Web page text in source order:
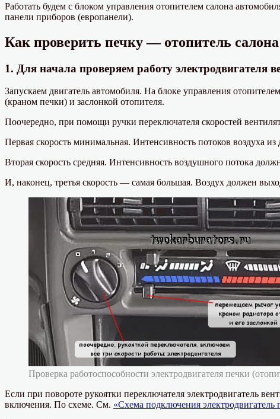
Работать будем с блоком управления отопителем салона
панели приборов (европанели).
Как проверить печку — отопитель
1. Для начала проверяем работу электродвигателя
Запускаем двигатель автомобиля. На блоке управления
(краном печки) и заслонкой отопителя.
Поочередно, при помощи ручки переключателя скоростей
Первая скорость минимальная. Интенсивность потоков воздуха
Вторая скорость средняя. Интенсивность воздушного потока
И, наконец, третья скорость — самая большая. Воздух должен
Проверка работоспособности электродвигателя печки
Если при повороте рукоятки переключателя электродвигатель
включения. По схеме. См. «Схема подключения